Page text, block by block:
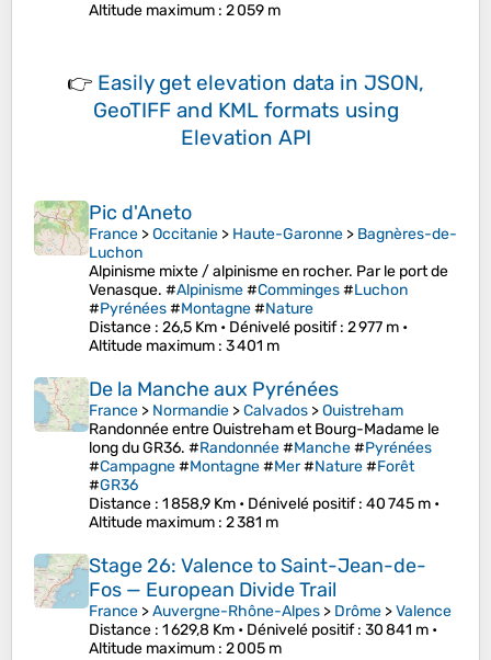
Altitude maximum : 2 059 m
👉 Easily get elevation data in JSON,
GeoTIFF and KML formats using
Elevation API
Pic d'Aneto
France >Occitanie > Haute-Garonne > Bagnères-de-
Luchon
Alpinisme mixte / alpinisme en rocher. Par le port de
Venasque. #Alpinisme#Comminges#Luchon
#Pyrénées#Montagne#Nature
Distance : 26,5 Km • Dénivelé positif: 2 977 m •
Altitude maximum : 3 401 m
De la Manche aux Pyrénées
France > Normandie >Calvados >Ouistreham
Randonnée entre Ouistreham et Bourg-Madame le
long du GR36. #Randonnée#Manche#Pyrénées
#Campagne#Montagne#Mer#Nature#Forêt
#GR36
Distance : 1 858,9 Km • Dénivelé positif: 40 745 m •
Altitude maximum : 2 381 m
Stage 26: Valence to Saint-Jean-de-
Fos — European Divide Trail
France >Auvergne-Rhône-Alpes > Drôme >Valence
Distance : 1 629,8 Km • Dénivelé positif: 30 841 m •
Altitude maximum : 2 005 m